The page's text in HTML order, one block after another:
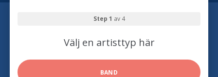
Step 1 av 4
Välj en artisttyp här
BAND